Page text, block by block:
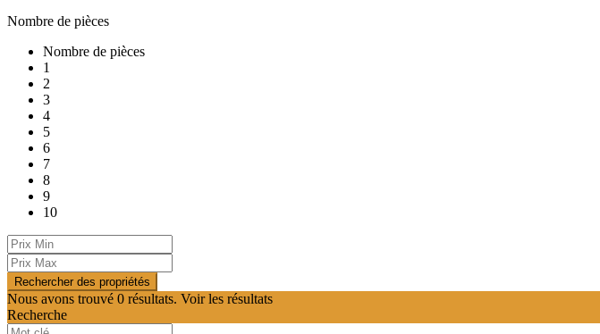
Nombre de pièces
Nombre de pièces
1
2
3
4
5
6
7
8
9
10
Nous avons trouvé 0 résultats. Voir les résultats
Recherche